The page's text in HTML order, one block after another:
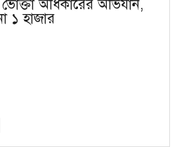
ভোক্তা অধিকারের অভিযান,
১ হাজার